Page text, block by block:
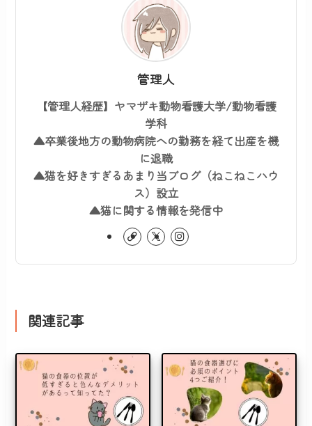
管理人
【管理人経歴】ヤマザキ動物看護大学/動物看護
学科
▲卒業後地方の動物病院への勤務を経て出産を機
に退職
▲猫を好きすぎるあまり当ブログ（ねこねこハウ
ス）設立
▲猫に関する情報を発信中
関連記事